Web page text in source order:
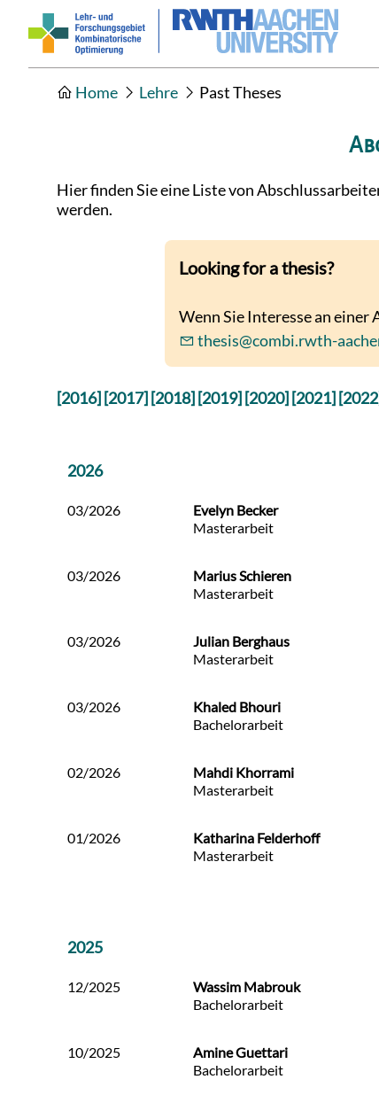
Home Lehre Past Theses
Hier finden Sie eine Liste von
werden.
Looking for a thesis?
Wenn Sie Interesse an einer
thesis@combi.rwth-
[2016][2017][2018][2019][2020][2021]
2026
03/2026
Evelyn Becker
Masterarbeit
03/2026
Marius Schieren
Masterarbeit
03/2026
Julian Berghaus
Masterarbeit
03/2026
Khaled Bhouri
Bachelorarbeit
02/2026
Mahdi Khorrami
Masterarbeit
01/2026
Katharina Felderhoff
Masterarbeit
2025
12/2025
Wassim Mabrouk
Bachelorarbeit
10/2025
Amine Guettari
Bachelorarbeit